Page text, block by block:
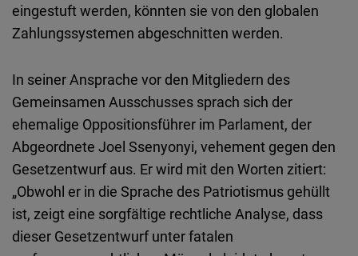
eingestuft werden, könnten sie von den globalen
Zahlungssystemen abgeschnitten werden.
In seiner Ansprache vor den Mitgliedern des
Gemeinsamen Ausschusses sprach sich der
ehemalige Oppositionsführer im Parlament, der
Abgeordnete Joel Ssenyonyi, vehement gegen den
Gesetzentwurf aus. Er wird mit den Worten zitiert:
„Obwohl er in die Sprache des Patriotismus gehüllt
ist, zeigt eine sorgfältige rechtliche Analyse, dass
dieser Gesetzentwurf unter fatalen